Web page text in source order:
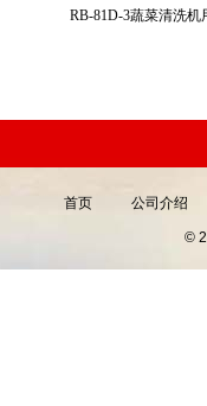
RB-81D-3蔬菜清洗
首页 公司介绍
©